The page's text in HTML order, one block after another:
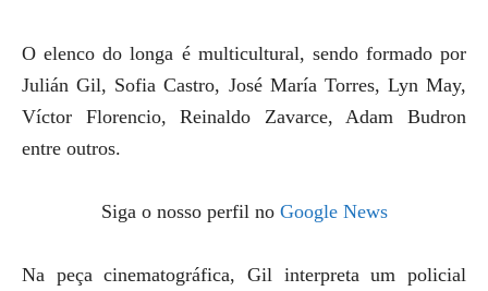
O elenco do longa é multicultural, sendo formado por
Julián Gil, Sofia Castro, José María Torres, Lyn May,
Víctor Florencio, Reinaldo Zavarce, Adam Budron
entre outros.
Siga o nosso perfil no Google News
Na peça cinematográfica, Gil interpreta um policial